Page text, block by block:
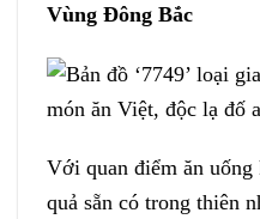
Vùng Đông Bắc
Với quan điểm ăn
quả sẵn có trong thiên